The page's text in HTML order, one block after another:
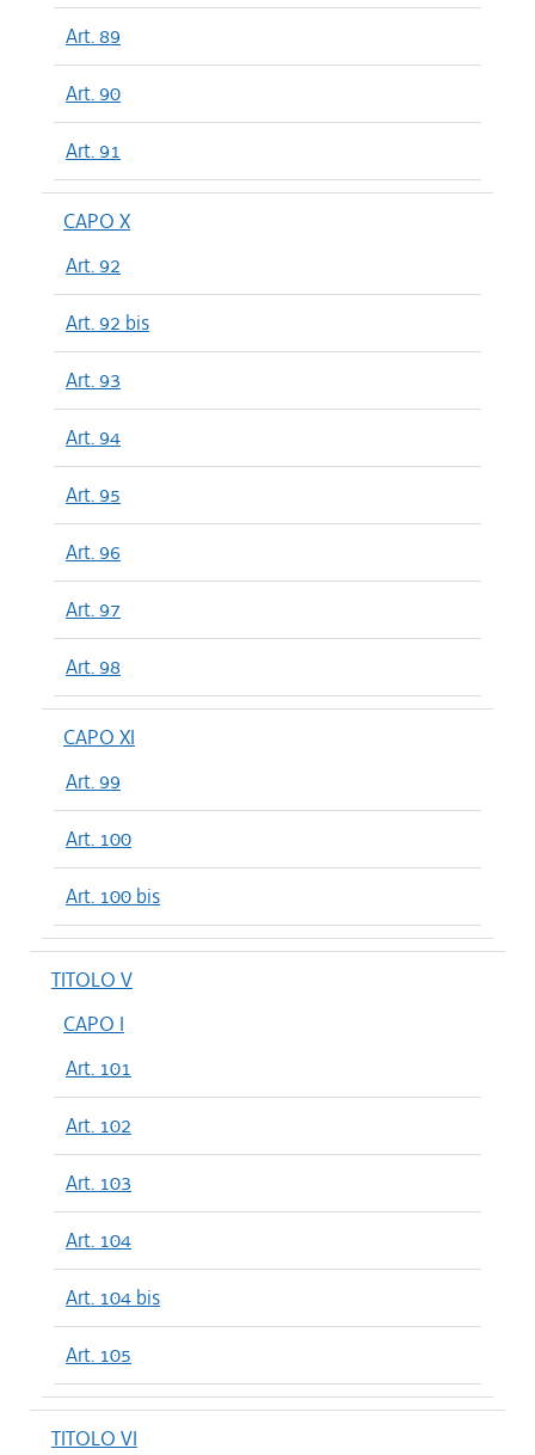
Art. 89
Art. 90
Art. 91
CAPO X
Art. 92
Art. 92 bis
Art. 93
Art. 94
Art. 95
Art. 96
Art. 97
Art. 98
CAPO XI
Art. 99
Art. 100
Art. 100 bis
TITOLO V
CAPO I
Art. 101
Art. 102
Art. 103
Art. 104
Art. 104 bis
Art. 105
TITOLO VI